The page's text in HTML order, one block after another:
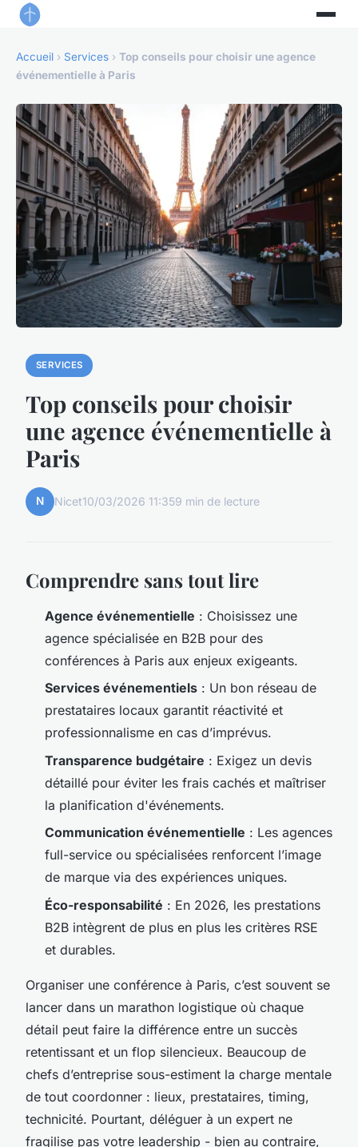
Accueil › Services › Top conseils pour choisir une agence
événementielle à Paris
SERVICES
Top conseils pour choisir
une agence événementielle à
Paris
N Nicet10/03/2026 11:359 min de lecture
Comprendre sans tout lire
Agence événementielle : Choisissez une
agence spécialisée en B2B pour des
conférences à Paris aux enjeux exigeants.
Services événementiels : Un bon réseau de
prestataires locaux garantit réactivité et
professionnalisme en cas d’imprévus.
Transparence budgétaire : Exigez un devis
détaillé pour éviter les frais cachés et maîtriser
la planification d'événements.
Communication événementielle : Les agences
full-service ou spécialisées renforcent l’image
de marque via des expériences uniques.
Éco-responsabilité : En 2026, les prestations
B2B intègrent de plus en plus les critères RSE
et durables.
Organiser une conférence à Paris, c’est souvent se
lancer dans un marathon logistique où chaque
détail peut faire la différence entre un succès
retentissant et un flop silencieux. Beaucoup de
chefs d’entreprise sous-estiment la charge mentale
de tout coordonner : lieux, prestataires, timing,
technicité. Pourtant, déléguer à un expert ne
fragilise pas votre leadership - bien au contraire,